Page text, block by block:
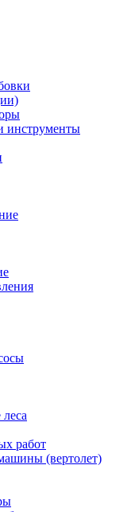
инструменты
работ
(вертолет)